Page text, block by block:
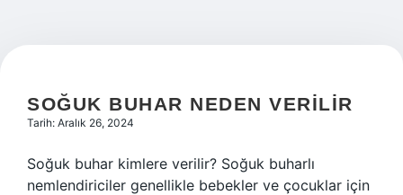
SOĞUK BUHAR NEDEN VERILIR
Tarih: Aralık 26, 2024
Soğuk buhar kimlere verilir? Soğuk buharlı
nemlendiriciler genellikle bebekler ve çocuklar için